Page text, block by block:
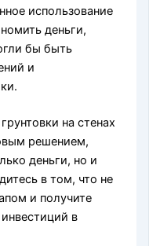
использование
деньги,
бы быть
и
на стенах
решением,
деньги, но и
в том, что не
и получите
в